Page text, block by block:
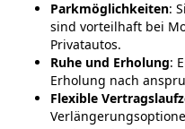
Parkmöglichkeiten:
sind vorteilhaft bei
Privatautos.
Ruhe und Erholung:
Erholung nach
Flexible